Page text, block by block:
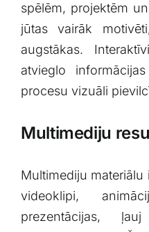
spēlēm, projektēm
jūtas vairāk
augstākas.
atvieglo
procesu ​vizuāli
Multimediju
Multimediju materiālu
videoklipi,
prezentācijas,